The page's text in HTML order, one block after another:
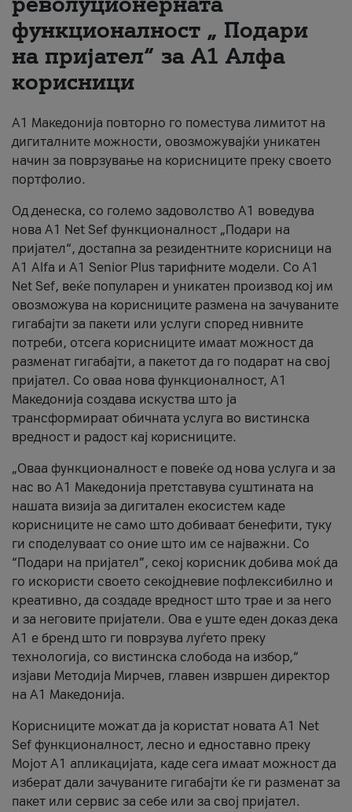
За нас
#ПодобарОнлајн
функционалност „ Подари
на пријател“ за А1 Алфа
корисници
А1 Македонија повторно го поместува лимитот на
дигиталните можности, овозможувајќи уникатен
начин за поврзување на корисниците преку своето
портфолио.
Од денеска, со големо задоволство А1 воведува
нова A1 Net Sef функционалност „Подари на
пријател“, достапна за резидентните корисници на
А1 Alfa и A1 Senior Plus тарифните модели. Со A1
Net Sef, веќе популарен и уникатен производ кој им
овозможува на корисниците размена на зачуваните
гигабајти за пакети или услуги според нивните
потреби, отсега корисниците имаат можност да
разменат гигабајти, а пакетот да го подарат на свој
пријател. Со оваа нова функционалност, А1
Македонија создава искуства што ја
трансформираат обичната услуга во вистинска
вредност и радост кај корисниците.
„Оваа функционалност е повеќе од нова услуга и за
нас во А1 Македонија претставува суштината на
нашата визија за дигитален екосистем каде
корисниците не само што добиваат бенефити, туку
ги споделуваат со оние што им се најважни. Со
“Подари на пријател”, секој корисник добива моќ да
го искористи своето секојдневие пофлексибилно и
креативно, да создаде вредност што трае и за него
и за неговите пријатели. Ова е уште еден доказ дека
А1 е бренд што ги поврзува луѓето преку
технологија, со вистинска слобода на избор,“
изјави Методија Мирчев, главен извршен директор
на А1 Македонија.
Корисниците можат да ја користат новата А1 Net
Sef функционалност, лесно и едноставно преку
Мојот А1 апликацијата, каде сега имаат можност да
изберат дали зачуваните гигабајти ќе ги разменат за
пакет или сервис за себе или за свој пријател.